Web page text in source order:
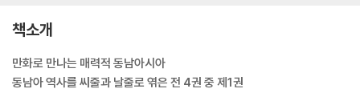
책소개
만화로 만나는 매력적 동남아시아
동남아 역사를 씨줄과 날줄로 엮은 전 4권 중 제1권